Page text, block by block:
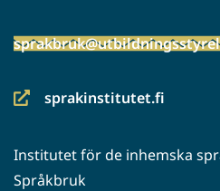
sprakinstitutet.fi
(siirryt
palveluun)
Institutet för de inhemska
Språkbruk